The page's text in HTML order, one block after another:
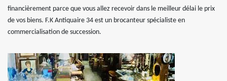
financièrement parce que vous allez recevoir dans le meilleur délai le prix
de vos biens. F.K Antiquaire 34 est un brocanteur spécialiste en
commercialisation de succession.